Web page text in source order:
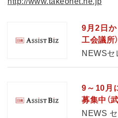
9月2日か
工会議所）
NEWSセ
9～10月
募集中（
NEWS